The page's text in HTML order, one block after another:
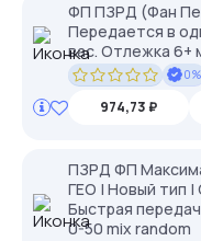
ФП ПЗРД (Фан
Передается в
вас. Отлежка 6+
0%
974,73 ₽
ПЗРД ФП
ГЕО | Новый тип |
Быстрая
0-50 mix random